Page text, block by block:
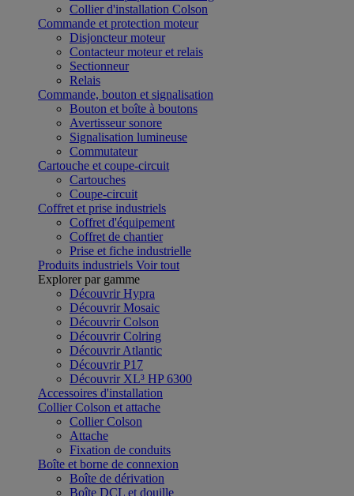
Collier d'installation Colson
Commande et protection moteur
Disjoncteur moteur
Contacteur moteur et relais
Sectionneur
Relais
Commande, bouton et signalisation
Bouton et boîte à boutons
Avertisseur sonore
Signalisation lumineuse
Commutateur
Cartouche et coupe-circuit
Cartouches
Coupe-circuit
Coffret et prise industriels
Coffret d'équipement
Coffret de chantier
Prise et fiche industrielle
Produits industriels Voir tout
Explorer par gamme
Découvrir Hypra
Découvrir Mosaic
Découvrir Colson
Découvrir Colring
Découvrir Atlantic
Découvrir P17
Découvrir XL³ HP 6300
Accessoires d'installation
Collier Colson et attache
Collier Colson
Attache
Fixation de conduits
Boîte et borne de connexion
Boîte de dérivation
Boîte DCL et douille